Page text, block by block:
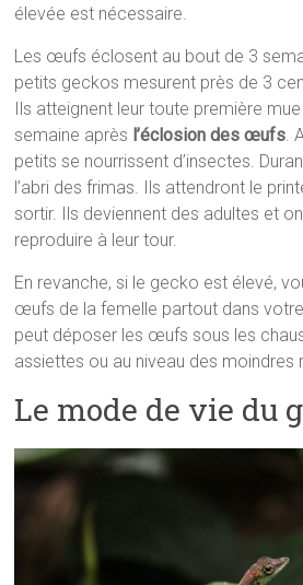
élevée est nécessaire.
Les œufs éclosent au bout de 3
petits geckos mesurent près de 3
Ils atteignent leur toute première mue
semaine après l’éclosion des œufs .
petits se nourrissent d’insectes.
l’abri des frimas. Ils attendront le
sortir. Ils deviennent des adultes et
reproduire à leur tour.
En revanche, si le gecko est élevé,
œufs de la femelle partout dans
peut déposer les œufs sous les
assiettes ou au niveau des moindres
Le mode de vie du